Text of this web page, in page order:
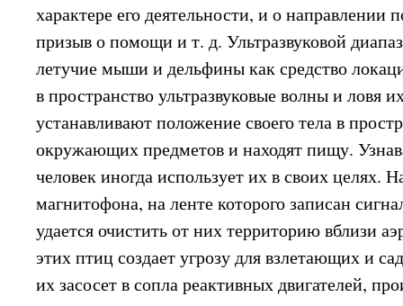
характере его деятельности, и о направлении
призыв о помощи и т. д. Ультразвуковой
летучие мыши и дельфины как средство
в пространство ультразвуковые волны и ловя
устанавливают положение своего тела в
окружающих предметов и находят пищу.
человек иногда использует их в своих
магнитофона, на ленте которого записан
удается очистить от них территорию вблизи
этих птиц создает угрозу для взлетающих и
их засосет в сопла реактивных двигателей,